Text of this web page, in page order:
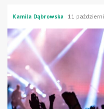
Kamila Dąbrowska 11